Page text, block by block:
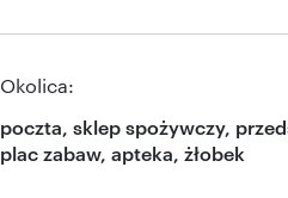
Okolica:
poczta, sklep spożywczy,
plac zabaw, apteka, żłobek